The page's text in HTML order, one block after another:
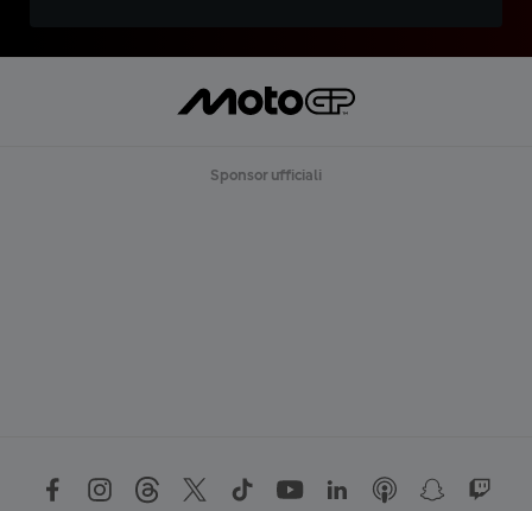
Sponsor ufficiali